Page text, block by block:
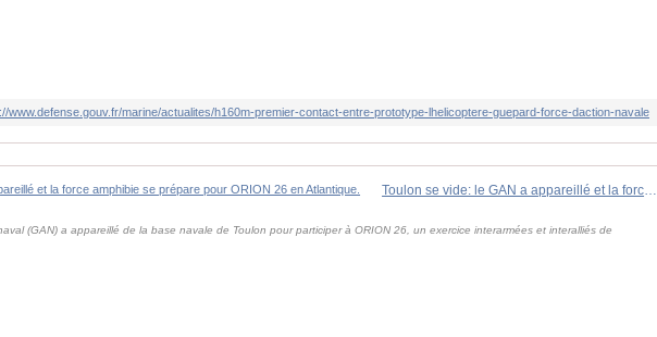
www.defense.gouv.fr/marine/actualites/h160m-premier-contact-entre-prototype-lhelicoptere-guepard-force-daction-navale
Toulon se vide: le GAN a appareillé et la force amphibie se prépare pour ORION 26 en Atlantique.
(GAN) a appareillé de la base navale de Toulon pour participer à ORION 26, un exercice interarmées et interalliés de